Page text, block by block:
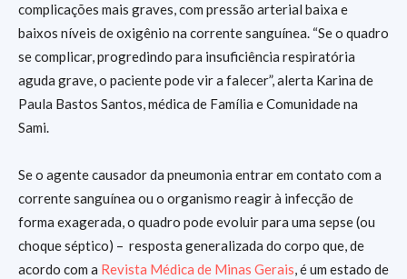
complicações mais graves, com pressão arterial baixa e
baixos níveis de oxigênio na corrente sanguínea. “Se o quadro
se complicar, progredindo para insuficiência respiratória
aguda grave, o paciente pode vir a falecer”, alerta Karina de
Paula Bastos Santos, médica de Família e Comunidade na
Sami.
Se o agente causador da pneumonia entrar em contato com a
corrente sanguínea ou o organismo reagir à infecção de
forma exagerada, o quadro pode evoluir para uma sepse (ou
choque séptico) – resposta generalizada do corpo que, de
acordo com a Revista Médica de Minas Gerais, é um estado de